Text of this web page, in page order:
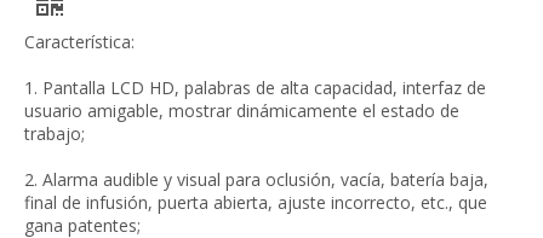
Característica:
1. Pantalla LCD HD, palabras de alta capacidad, interfaz de
usuario amigable, mostrar dinámicamente el estado de
trabajo;
2. Alarma audible y visual para oclusión, vacía, batería baja,
final de infusión, puerta abierta, ajuste incorrecto, etc., que
gana patentes;